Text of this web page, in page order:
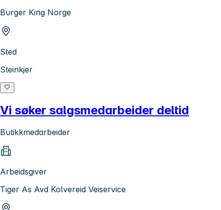
Burger King Norge
Sted
Steinkjer
Vi søker salgsmedarbeider deltid
Butikkmedarbeider
Arbeidsgiver
Tiger As Avd Kolvereid Veiservice